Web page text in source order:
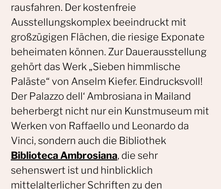
rausfahren. Der kostenfreie
Ausstellungskomplex beeindruckt mit
großzügigen Flächen, die riesige Exponate
beheimaten können. Zur Dauerausstellung
gehört das Werk „Sieben himmlische
Paläste“ von Anselm Kiefer. Eindrucksvoll!
Der Palazzo dell‘ Ambrosiana in Mailand
beherbergt nicht nur ein Kunstmuseum mit
Werken von Raffaello und Leonardo da
Vinci, sondern auch die Bibliothek
Biblioteca Ambrosiana, die sehr
sehenswert ist und hinblicklich
mittelalterlicher Schriften zu den